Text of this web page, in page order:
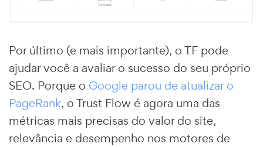
Por último (e mais importante), o TF pode
ajudar você a avaliar o sucesso do seu próprio
SEO. Porque o Google parou de atualizar o
PageRank, o Trust Flow é agora uma das
métricas mais precisas do valor do site,
relevância e desempenho nos motores de